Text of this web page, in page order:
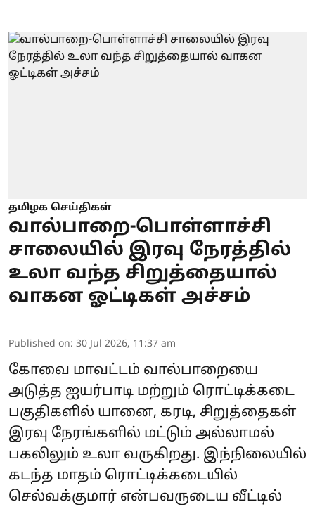
தமிழக செய்திகள்
வால்பாறை-பொள்ளாச்சி
சாலையில் இரவு நேரத்தில்
உலா வந்த சிறுத்தையால்
வாகன ஓட்டிகள் அச்சம்
Published on: 30 Jul 2026, 11:37 am
கோவை மாவட்டம் வால்பாறையை
அடுத்த ஐயர்பாடி மற்றும் ரொட்டிக்கடை
பகுதிகளில் யானை, கரடி, சிறுத்தைகள்
இரவு நேரங்களில் மட்டும் அல்லாமல்
பகலிலும் உலா வருகிறது. இந்நிலையில்
கடந்த மாதம் ரொட்டிக்கடையில்
செல்வக்குமார் என்பவருடைய வீட்டில்